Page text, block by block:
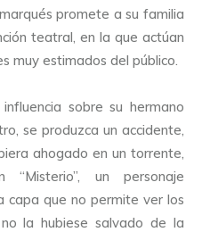
promete a su familia
teatral, en la que actúan
muy estimados del público.
sobre su hermano
se produzca un accidente,
ahogado en un torrente,
un personaje
capa que no permite ver los
la hubiese salvado de la